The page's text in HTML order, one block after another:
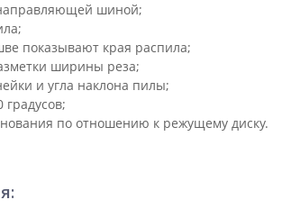
шиной;
показывают края распила;
ширины реза;
и угла наклона пилы;
градусов;
по отношению к режущему диску.